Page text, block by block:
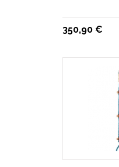
350,90 €